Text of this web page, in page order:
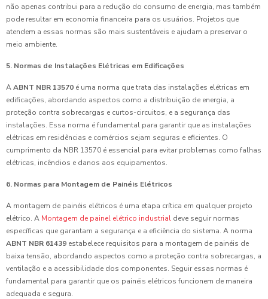
não apenas contribui para a redução do consumo de energia, mas também
pode resultar em economia financeira para os usuários. Projetos que
atendem a essas normas são mais sustentáveis e ajudam a preservar o
meio ambiente.
5. Normas de Instalações Elétricas em Edificações
AABNT NBR 13570 é uma norma que trata das instalações elétricas em
edificações, abordando aspectos como a distribuição de energia, a
proteção contra sobrecargas e curtos-circuitos, e a segurança das
instalações. Essa norma é fundamental para garantir que as instalações
elétricas em residências e comércios sejam seguras e eficientes. O
cumprimento da NBR 13570 é essencial para evitar problemas como falhas
elétricas, incêndios e danos aos equipamentos.
6. Normas para Montagem de Painéis Elétricos
A montagem de painéis elétricos é uma etapa crítica em qualquer projeto
elétrico. A Montagem de painel elétrico industrial deve seguir normas
específicas que garantam a segurança e a eficiência do sistema. A norma
ABNT NBR 61439 estabelece requisitos para a montagem de painéis de
baixa tensão, abordando aspectos como a proteção contra sobrecargas, a
ventilação e a acessibilidade dos componentes. Seguir essas normas é
fundamental para garantir que os painéis elétricos funcionem de maneira
adequada e segura.